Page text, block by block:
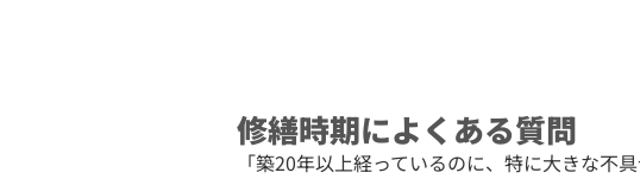
修繕時期によくある質問
「築20年以上経っているのに、特に大きな不